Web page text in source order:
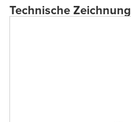
Technische Zeichnung